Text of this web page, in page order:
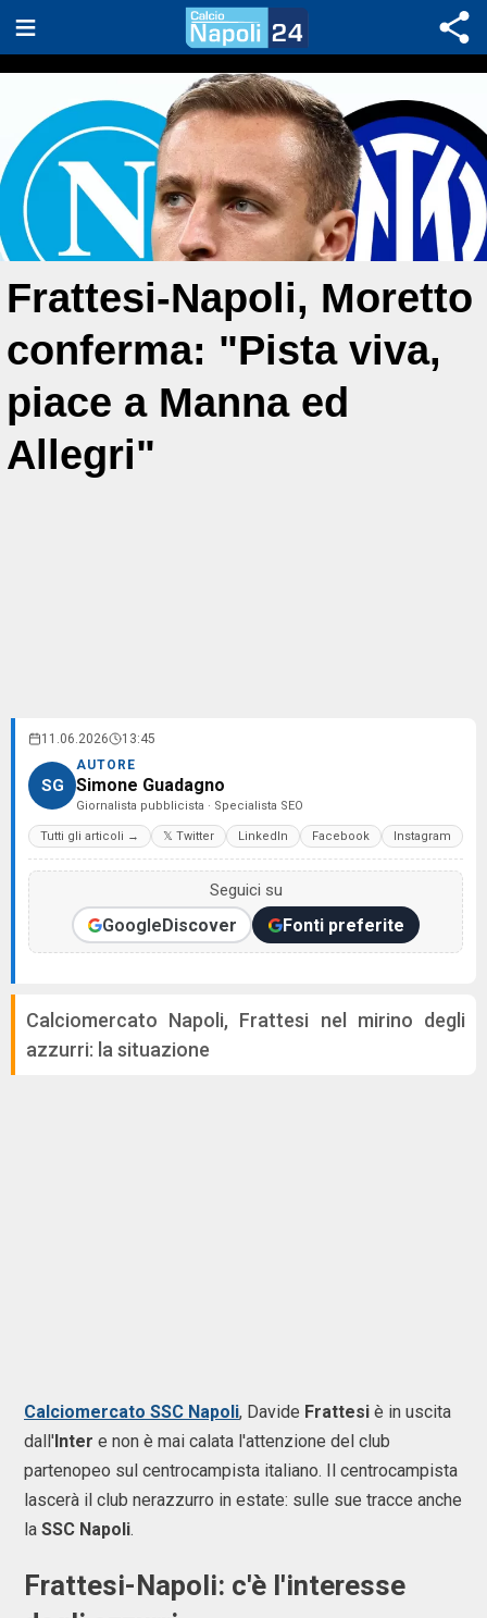
Frattesi-Napoli, Moretto
conferma: "Pista viva,
piace a Manna ed
Allegri"
11.06.2026 13:45
SG
AUTORE
Simone Guadagno
Giornalista pubblicista · Specialista SEO
Tutti gli articoli → 𝕏 Twitter LinkedIn Facebook Instagram
Seguici su
GoogleDiscover Fonti preferite
Calciomercato Napoli, Frattesi nel mirino degli
azzurri: la situazione
Calciomercato SSC Napoli, Davide Frattesi è in uscita
dall'Inter e non è mai calata l'attenzione del club
partenopeo sul centrocampista italiano. Il centrocampista
lascerà il club nerazzurro in estate: sulle sue tracce anche
la SSC Napoli.
Frattesi-Napoli: c'è l'interesse